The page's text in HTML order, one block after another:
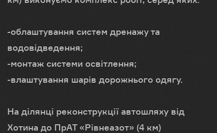
-облаштування систем дренажу та
водовідведення;
-монтаж системи освітлення;
-влаштування шарів дорожнього одягу.
На ділянці реконструкції автошляху від
Хотина до ПрАТ «Рівнеазот» (4 км)